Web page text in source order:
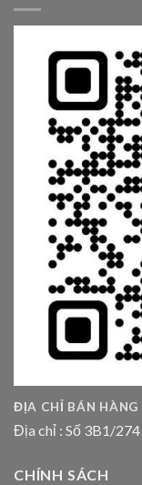
ĐỊA CHỈ BÁN HÀNG
Địa chỉ : Số 3B1/
CHÍNH SÁCH